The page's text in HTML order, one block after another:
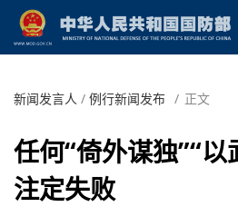
新闻发言人 / 例行新闻发布 / 正文
任何“倚外谋独”“
注定失败